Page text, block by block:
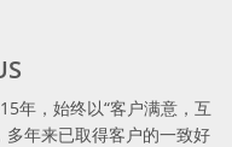
年，始终以“客户满意，互
年来已取得客户的一致好